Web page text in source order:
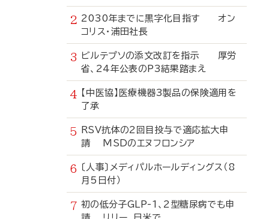
2030年までに黒字化目指す オン
コリス・浦田社長
ビルテプソの添文改訂を指示 厚労
省、24年公表のP3結果踏まえ
【中医協】医療機器3製品の保険適用を
了承
RSV抗体の2回目投与で適応拡大申
請 MSDのエヌフロンシア
〔人事〕メディパルホールディングス（8
月5日付）
初の低分子GLP-1、2型糖尿病でも申